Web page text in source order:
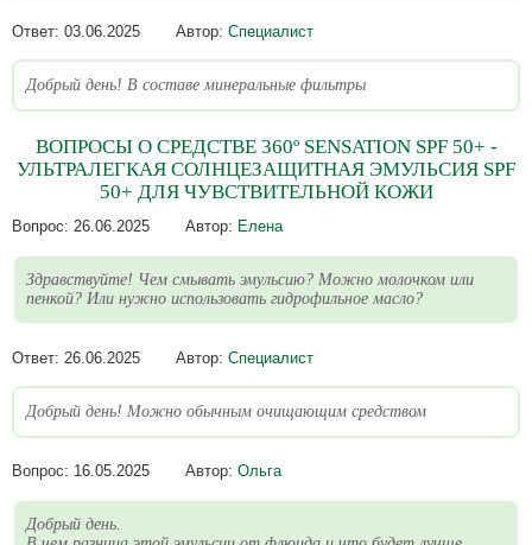
Ответ: 03.06.2025 Автор: Специалист
Добрый день! В составе минеральные фильтры
ВОПРОСЫ О СРЕДСТВЕ 360º SENSATION SPF 50+ -
УЛЬТРАЛЕГКАЯ СОЛНЦЕЗАЩИТНАЯ ЭМУЛЬСИЯ SPF
50+ ДЛЯ ЧУВСТВИТЕЛЬНОЙ КОЖИ
Вопрос: 26.06.2025 Автор: Елена
Здравствуйте! Чем смывать эмульсию? Можно молочком или
пенкой? Или нужно использовать гидрофильное масло?
Ответ: 26.06.2025 Автор: Специалист
Добрый день! Можно обычным очищающим средством
Вопрос: 16.05.2025 Автор: Ольга
Добрый день.